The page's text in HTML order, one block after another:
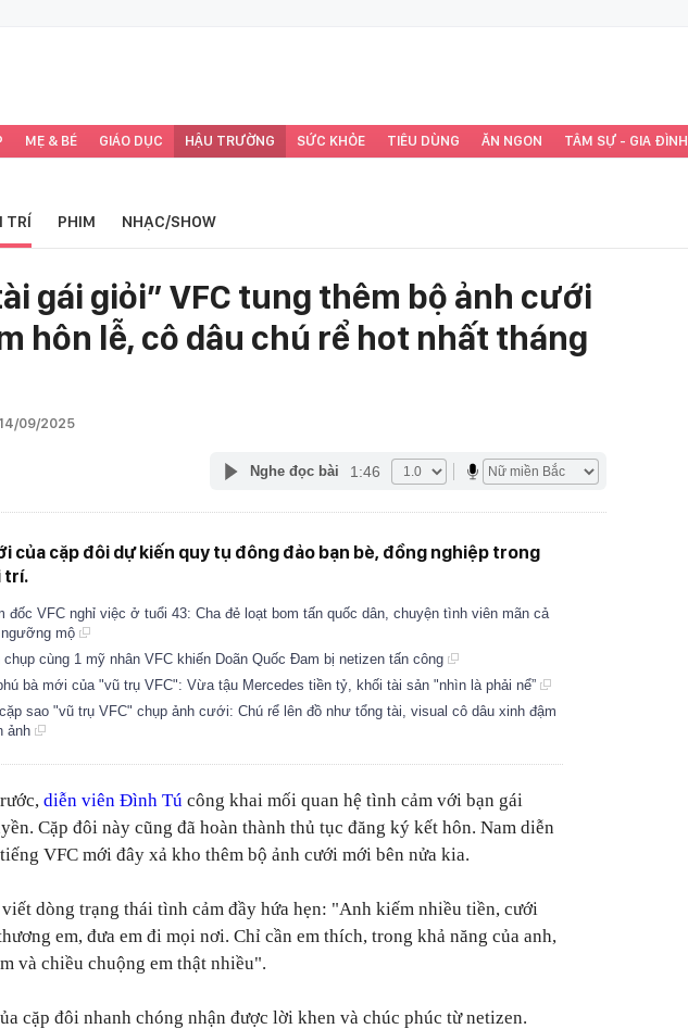
MẸ & BÉ GIÁO DỤC HẬU TRƯỜNG SỨC KHỎE TIÊU DÙNG ĂN NGON TÂM SỰ - GIA ĐÌNH
TRÍ PHIM NHẠC/SHOW
gái giỏi” VFC tung thêm bộ ảnh cưới
hôn lễ, cô dâu chú rể hot nhất tháng
09/2025
Nghe đọc bài 1:46
của cặp đôi dự kiến quy tụ đông đảo bạn bè, đồng nghiệp trong
trí.
đốc VFC nghỉ việc ở tuổi 43: Cha đẻ loạt bom tấn quốc dân, chuyện tình viên mãn cả
mộ
chụp cùng 1 mỹ nhân VFC khiến Doãn Quốc Đam bị netizen tấn công
bà mới của "vũ trụ VFC": Vừa tậu Mercedes tiền tỷ, khối tài sản "nhìn là phải nể”
sao "vũ trụ VFC" chụp ảnh cưới: Chú rể lên đồ như tổng tài, visual cô dâu xinh đậm
ảnh
diễn viên Đình Tú công khai mối quan hệ tình cảm với bạn gái
Cặp đôi này cũng đã hoàn thành thủ tục đăng ký kết hôn. Nam diễn
VFC mới đây xả kho thêm bộ ảnh cưới mới bên nửa kia.
dòng trạng thái tình cảm đầy hứa hẹn: "Anh kiếm nhiều tiền, cưới
em, đưa em đi mọi nơi. Chỉ cần em thích, trong khả năng của anh,
và chiều chuộng em thật nhiều".
cặp đôi nhanh chóng nhận được lời khen và chúc phúc từ netizen.